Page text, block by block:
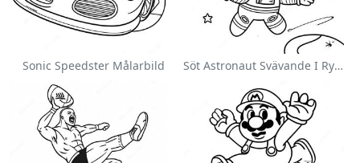
Sonic Speedster Målarbild Söt Astronaut Svävande I Rymden Målarbild